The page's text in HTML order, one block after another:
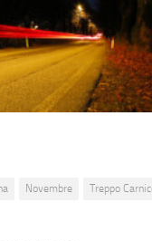
Novembre Treppo